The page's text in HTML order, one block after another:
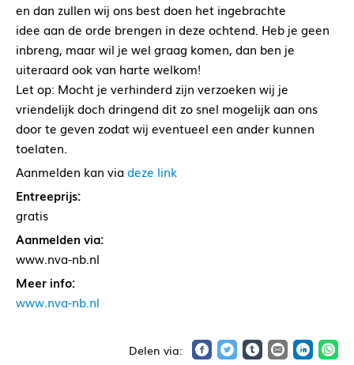
en dan zullen wij ons best doen het ingebrachte
idee aan de orde brengen in deze ochtend. Heb je geen
inbreng, maar wil je wel graag komen, dan ben je
uiteraard ook van harte welkom!
Let op: Mocht je verhinderd zijn verzoeken wij je
vriendelijk doch dringend dit zo snel mogelijk aan ons
door te geven zodat wij eventueel een ander kunnen
toelaten.
Aanmelden kan viadeze link
Entreeprijs:
gratis
Aanmelden via:
www.nva-nb.nl
Meer info:
www.nva-nb.nl